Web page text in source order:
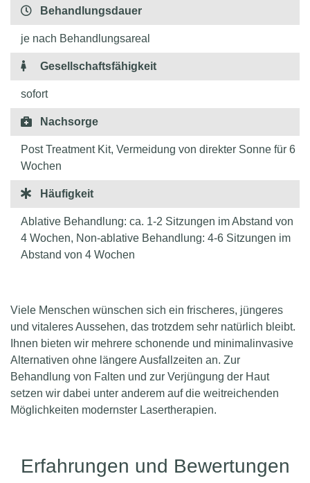
Behandlungsdauer
je nach Behandlungsareal
Gesellschaftsfähigkeit
sofort
Nachsorge
Post Treatment Kit, Vermeidung von direkter Sonne für 6
Wochen
Häufigkeit
Ablative Behandlung: ca. 1-2 Sitzungen im Abstand von
4 Wochen, Non-ablative Behandlung: 4-6 Sitzungen im
Abstand von 4 Wochen
Viele Menschen wünschen sich ein frischeres, jüngeres
und vitaleres Aussehen, das trotzdem sehr natürlich bleibt.
Ihnen bieten wir mehrere schonende und minimalinvasive
Alternativen ohne längere Ausfallzeiten an. Zur
Behandlung von Falten und zur Verjüngung der Haut
setzen wir dabei unter anderem auf die weitreichenden
Möglichkeiten modernster Lasertherapien.
Erfahrungen und Bewertungen